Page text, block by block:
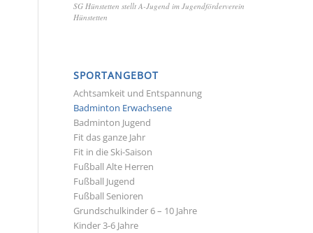
SG Hünstetten stellt A-Jugend im Jugendförderverein
Hünstetten
SPORTANGEBOT
Achtsamkeit und Entspannung
Badminton Erwachsene
Badminton Jugend
Fit das ganze Jahr
Fit in die Ski-Saison
Fußball Alte Herren
Fußball Jugend
Fußball Senioren
Grundschulkinder 6 – 10 Jahre
Kinder 3-6 Jahre